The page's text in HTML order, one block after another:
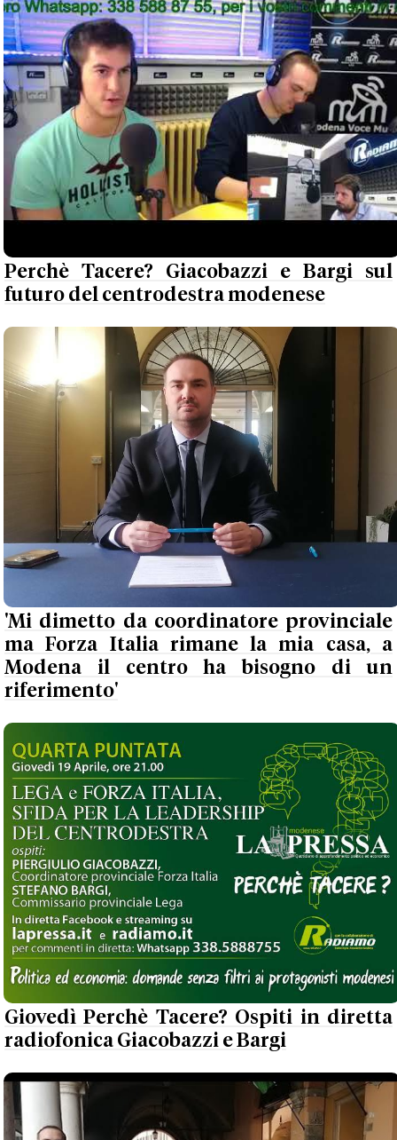
Perchè Tacere? Giacobazzi e Bargi sul
futuro del centrodestra modenese
'Mi dimetto da coordinatore provinciale
ma Forza Italia rimane la mia casa, a
Modena il centro ha bisogno di un
riferimento'
Giovedì Perchè Tacere? Ospiti in diretta
radiofonica Giacobazzi e Bargi